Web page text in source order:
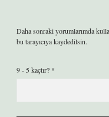
Daha sonraki yorumlarımda
bu tarayıcıya kaydedilsin.
9 - 5 kaçtır? *